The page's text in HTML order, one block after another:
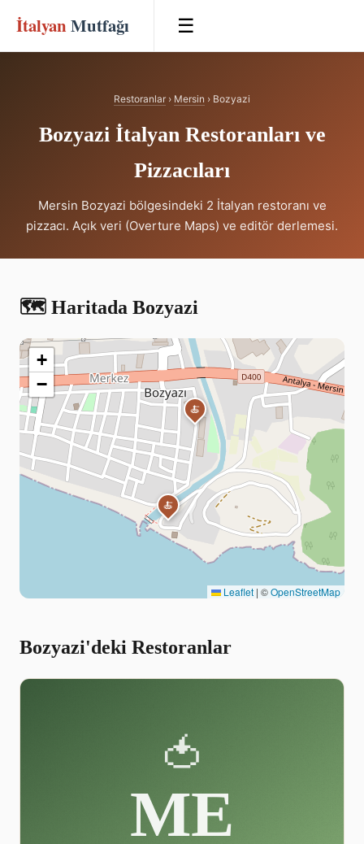
İtalyan Mutfağı ☰
Restoranlar › Mersin › Bozyazi
Bozyazi İtalyan Restoranları ve
Pizzacıları
Mersin Bozyazi bölgesindeki 2 İtalyan restoranı ve
pizzacı. Açık veri (Overture Maps) ve editör derlemesi.
🗺️ Haritada Bozyazi
🍝
🍝
+
−
Leaflet | ©OpenStreetMap
Bozyazi'deki Restoranlar